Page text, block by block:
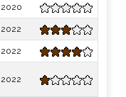
2020
2022
2022
2022